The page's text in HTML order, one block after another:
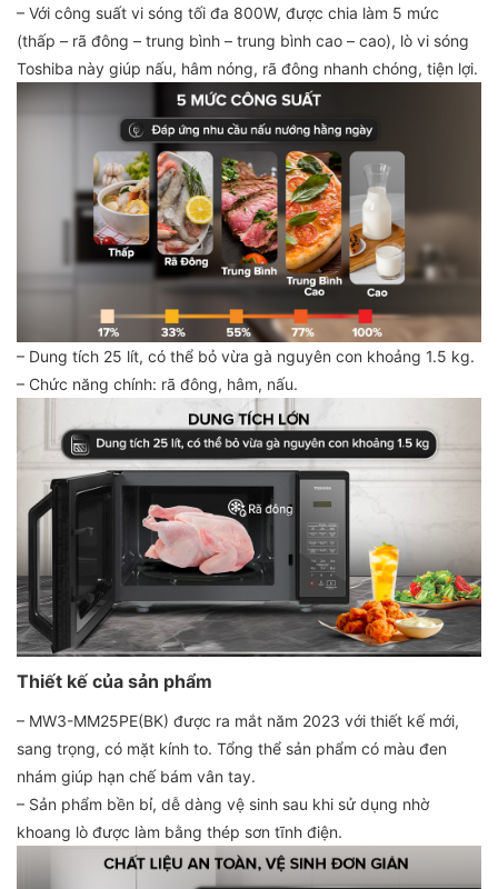
– Với công suất vi sóng tối đa 800W, được chia làm 5 mức
(thấp – rã đông – trung bình – trung bình cao – cao), lò vi sóng
Toshiba này giúp nấu, hâm nóng, rã đông nhanh chóng, tiện lợi.
– Dung tích 25 lít, có thể bỏ vừa gà nguyên con khoảng 1.5 kg.
– Chức năng chính: rã đông, hâm, nấu.
Thiết kế của sản phẩm
– MW3-MM25PE(BK) được ra mắt năm 2023 với thiết kế mới,
sang trọng, có mặt kính to. Tổng thể sản phẩm có màu đen
nhám giúp hạn chế bám vân tay.
– Sản phẩm bền bỉ, dễ dàng vệ sinh sau khi sử dụng nhờ
khoang lò được làm bằng thép sơn tĩnh điện.